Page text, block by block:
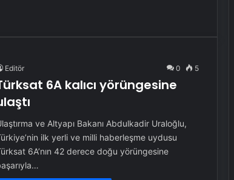
Editör 0 5
6A kalıcı yörüngesine
ve Altyapı Bakanı Abdulkadir Uraloğlu,
ilk yerli ve milli haberleşme uydusu
6A’nın 42 derece doğu yörüngesine